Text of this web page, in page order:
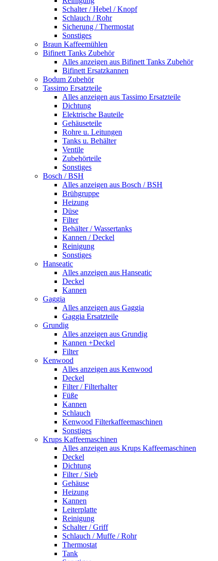
Schalter / Hebel / Knopf
Schlauch / Rohr
Sicherung / Thermostat
Sonstiges
Braun Kaffeemühlen
Bifinett Tanks Zubehör
Alles anzeigen aus Bifinett Tanks Zubehör
Bifinett Ersatzkannen
Bodum Zubehör
Tassimo Ersatzteile
Alles anzeigen aus Tassimo Ersatzteile
Dichtung
Elektrische Bauteile
Gehäuseteile
Rohre u. Leitungen
Tanks u. Behälter
Ventile
Zubehörteile
Sonstiges
Bosch / BSH
Alles anzeigen aus Bosch / BSH
Brühgruppe
Heizung
Düse
Filter
Behälter / Wassertanks
Kannen / Deckel
Reinigung
Sonstiges
Hanseatic
Alles anzeigen aus Hanseatic
Deckel
Kannen
Gaggia
Alles anzeigen aus Gaggia
Gaggia Ersatzteile
Grundig
Alles anzeigen aus Grundig
Kannen +Deckel
Filter
Kenwood
Alles anzeigen aus Kenwood
Deckel
Filter / Filterhalter
Füße
Kannen
Schlauch
Kenwood Filterkaffeemaschinen
Sonstiges
Krups Kaffeemaschinen
Alles anzeigen aus Krups Kaffeemaschinen
Deckel
Dichtung
Filter / Sieb
Gehäuse
Heizung
Kannen
Leiterplatte
Reinigung
Schalter / Griff
Schlauch / Muffe / Rohr
Thermostat
Tank